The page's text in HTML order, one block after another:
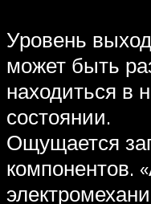
Уровень
может быть
находиться в
состоянии.
Ощущается
компонентов.